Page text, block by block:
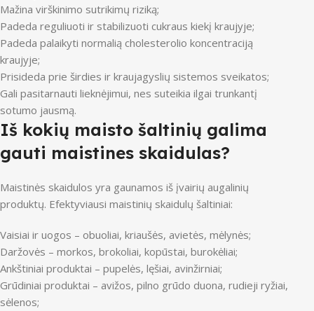
Mažina virškinimo sutrikimų riziką;
Padeda reguliuoti ir stabilizuoti cukraus kiekį kraujyje;
Padeda palaikyti normalią cholesterolio koncentraciją
kraujyje;
Prisideda prie širdies ir kraujagyslių sistemos sveikatos;
Gali pasitarnauti lieknėjimui, nes suteikia ilgai trunkantį
sotumo jausmą.
Iš kokių maisto šaltinių galima
gauti maistines skaidulas?
Maistinės skaidulos yra gaunamos iš įvairių augalinių
produktų. Efektyviausi maistinių skaidulų šaltiniai:
Vaisiai ir uogos – obuoliai, kriaušės, avietės, mėlynės;
Daržovės – morkos, brokoliai, kopūstai, burokėliai;
Ankštiniai produktai – pupelės, lęšiai, avinžirniai;
Grūdiniai produktai – avižos, pilno grūdo duona, rudieji ryžiai,
sėlenos;